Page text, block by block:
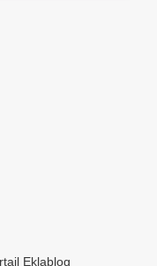
Eklablog